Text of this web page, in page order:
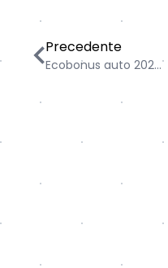
Ecobonus auto
Precedente
Ecobonus auto 202...